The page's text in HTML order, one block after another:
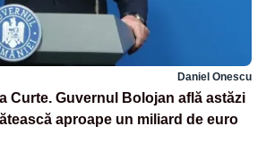
Daniel Onescu
Curte. Guvernul Bolojan află astăzi
aproape un miliard de euro